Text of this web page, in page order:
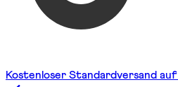
Kostenloser Standardversand